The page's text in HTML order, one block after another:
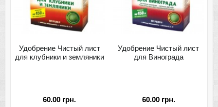
Удобрение Чистый лист
для клубники и земляники
60.00 грн.
Удобрение Чистый лист
для Винограда
60.00 грн.